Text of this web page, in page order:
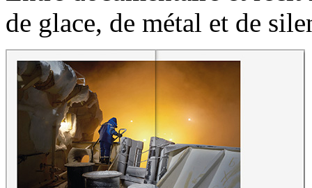
de glace, de métal et de